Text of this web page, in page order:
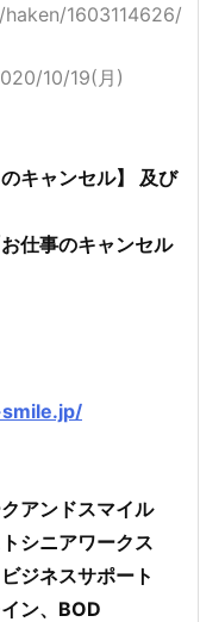
1603114626/
10/19(月)
キャンセル】 及び
仕事のキャンセル
アンドスマイル
シニアワークス
ジネスサポート
ン、BOD